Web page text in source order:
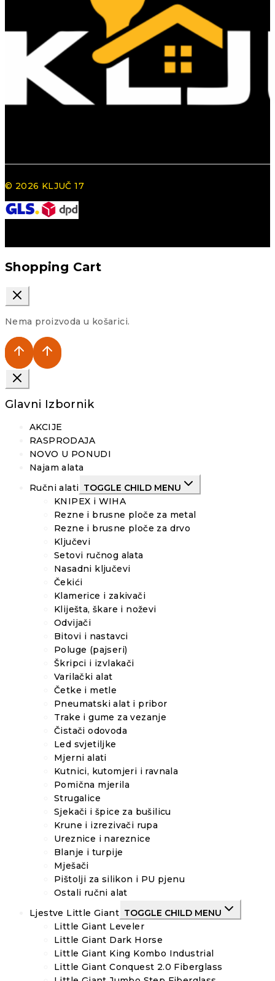
© 2026 KLJUČ 17
Shopping Cart
Nema proizvoda u košarici.
Glavni Izbornik
AKCIJE
RASPRODAJA
NOVO U PONUDI
Najam alata
Ručni alati TOGGLE CHILD MENU
KNIPEX i WIHA
Rezne i brusne ploče za metal
Rezne i brusne ploče za drvo
Ključevi
Setovi ručnog alata
Nasadni ključevi
Čekići
Klamerice i zakivači
Kliješta, škare i noževi
Odvijači
Bitovi i nastavci
Poluge (pajseri)
Škripci i izvlakači
Varilački alat
Četke i metle
Pneumatski alat i pribor
Trake i gume za vezanje
Čistači odovoda
Led svjetiljke
Mjerni alati
Kutnici, kutomjeri i ravnala
Pomična mjerila
Strugalice
Sjekači i špice za bušilicu
Krune i izrezivači rupa
Ureznice i nareznice
Blanje i turpije
Mješači
Pištolji za silikon i PU pjenu
Ostali ručni alat
Ljestve Little Giant TOGGLE CHILD MENU
Little Giant Leveler
Little Giant Dark Horse
Little Giant King Kombo Industrial
Little Giant Conquest 2.0 Fiberglass